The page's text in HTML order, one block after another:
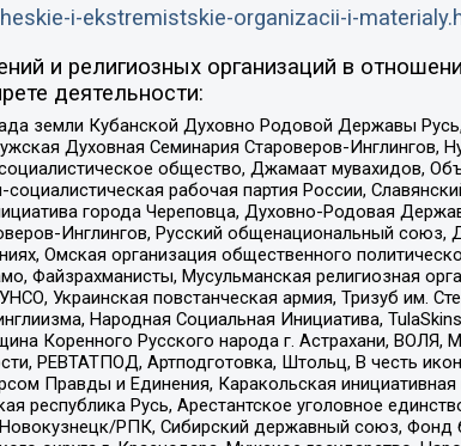
i-ekstremistskie-organizacii-i-
и религиозных организаций в
деятельности:
земли Кубанской Духовно Родовой Державы
Духовная Семинария Староверов-Инглингов,
общество, Джамаат мувахидов,
рабочая партия России,
города Череповца, Духовно-Родовая
Инглингов, Русский общенациональный союз,
Омская организация общественного
Файзрахманисты, Мусульманская религиозная
Украинская повстанческая армия, Тризуб им.
Народная Социальная Инициатива,
Коренного Русского народа г. Астрахани,
РЕВТАТПОД, Артподготовка, Штольц, В честь
Правды и Единения, Каракольская
республика Русь, Арестантское уголовное
РПК, Сибирский державный союз,